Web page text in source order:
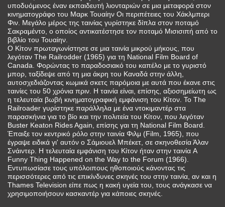
υποδυόμενος έναν εκπαιδευτή λιονταριών σε μια μεταφορά στον
κινηματογράφο του Μαρκ Τουαίην Οι περιπέτειες του Χάκλμπερι
Φιν. Μεγάλο μέρος της ταινίας γυρίστηκε δίπλα στον ποταμό
Σακραμέντο, ο οποίος αντικατέστησε τον ποταμό Μισισιπή από το
βιβλίο του Τουαίην.
Ο Κίτον πρωταγωνίστησε σε μια ταινία μικρού μήκους, που
λεγόταν The Railrodder (1965) για τη National Film Board of
Canada. Φορώντας το παραδοσιακό του καπέλο με το γυριστό
μπορ, ταξίδεψε από τη μια άκρη του Καναδά στην άλλη,
αυτοσχεδιάζοντας κωμικά σκετς παρόμοια με αυτά που έκανε στις
ταινίες του 50 χρόνια πριν. Η ταινία είναι, επίσης, αξιοσημείωτη ως
η τελευταία βωβή κινηματογραφική εμφάνιση του Κίτον. Το The
Railroader γυρίστηκε παράλληλα με ένα ντοκιμαντέρ στα
παρασκήνια για το βίο και την πολιτεία του Κίτον, που λεγόταν
Buster Keaton Rides Again, επίσης γαι τη National Film Board.
Έπαιξε τον κεντρικό ρόλο στην ταινία Φιλμ (Film, 1965), που
έγραψε ειδικά γι' αυτόν ο Σάμιουελ Μπέκετ, σε σκηνοθεσία Άλαν
Σνάιντερ. Η τελευταία εμφάνιση του Κίτον ήταν στην ταινία A
Funny Thing Happened on the Way to the Forum (1966).
Εντυπωσίασε τους υπόλοιπους ηθοποιούς κάνοντας τις
περισσότερες από τις επικίνδυνες σκηνές του στην ταινία, αν και η
Thames Television είπε πως η κακή υγεία του, τους ανάγκασε να
χρησιμοποιήσουν κασκαντέρ για κάποιες σκηνές.